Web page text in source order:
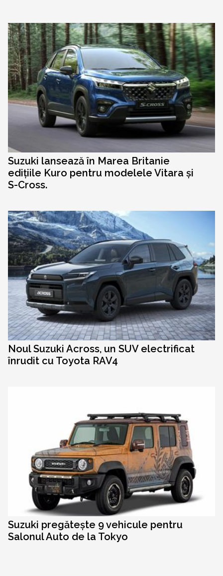
Suzuki lansează în Marea Britanie
edițiile Kuro pentru modelele Vitara și
S-Cross.
Noul Suzuki Across, un SUV electrificat
înrudit cu Toyota RAV4
Suzuki pregătește 9 vehicule pentru
Salonul Auto de la Tokyo